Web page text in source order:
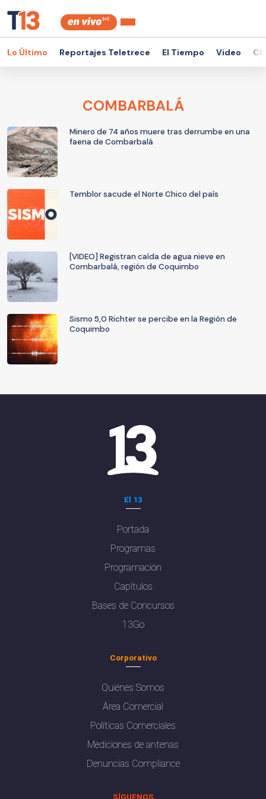
Lo Último Reportajes Teletrece El Tiempo Video
COMBARBALÁ
Minero de 74 años muere tras derrumbe en una
faena de Combarbalá
Temblor sacude el Norte Chico del país
[VIDEO] Registran caída de agua nieve en
Combarbalá, región de Coquimbo
Sismo 5,0 Richter se percibe en la Región de
Coquimbo
El 13
Portada
Programas
Programación
Capítulos
Bases de Concursos
13Go
Corporativo
Quiénes Somos
Área Comercial
Políticas Comerciales
Mediciones de antenas
Denuncias Compliance
SÍGUENOS